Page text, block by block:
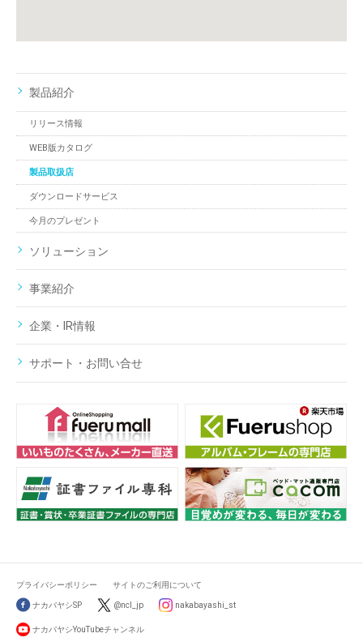
製品紹介
リリース情報
WEB版カタログ
製品取扱店
ダウンロードサービス
今月のプレゼント
ソリューション
事業紹介
企業・IR情報
サポート・お問い合せ
プライバシーポリシー サイトのご利用について
ナカバヤシSP @ncl_jp nakabayashi_st
ナカバヤシYouTubeチャンネル